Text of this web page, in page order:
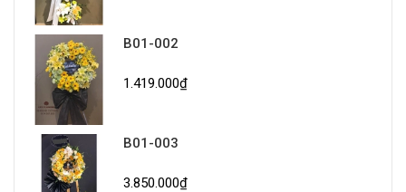
B01-002
1.419.000₫
B01-003
3.850.000₫